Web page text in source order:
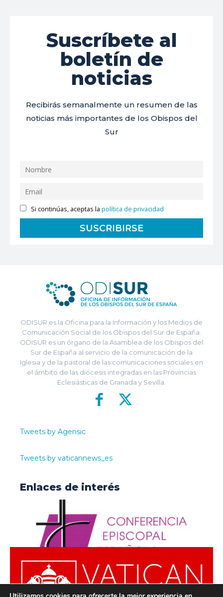
Suscríbete al
boletín de
noticias
Recibirás semanalmente un resumen de las
noticias más importantes de los Obispos del
Sur
Si continúas, aceptas lapolítica de privacidad
ODISUR es la Oficina para la Información y los Medios de
Comunicación Social de los Obispos del Sur de España.
ODISUR es un órgano de la Asamblea de los Obispos del
Sur de España al servicio de la comunicación de la
Iglesia y de la pastoral de las comunicaciones sociales en
el ámbito de las diócesis integradas en las Provincias
Eclesiásticas de Granada y Sevilla.
Tweets by Agensic
Tweets by vaticannews_es
Enlaces de interés